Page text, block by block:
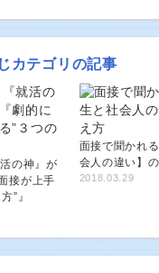
カテゴリの記事
の神』が
接が上手
”』
面接で聞かれ
会人の違い】
2018.03.29